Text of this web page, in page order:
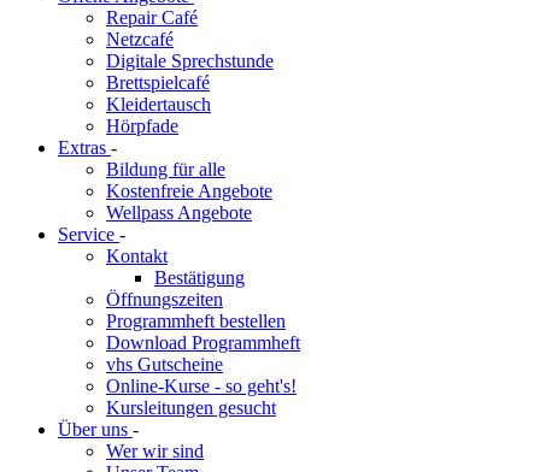
Repair Café
Netzcafé
Digitale Sprechstunde
Brettspielcafé
Kleidertausch
Hörpfade
Extras -
Bildung für alle
Kostenfreie Angebote
Wellpass Angebote
Service -
Kontakt
Bestätigung
Öffnungszeiten
Programmheft bestellen
Download Programmheft
vhs Gutscheine
Online-Kurse - so geht's!
Kursleitungen gesucht
Über uns -
Wer wir sind